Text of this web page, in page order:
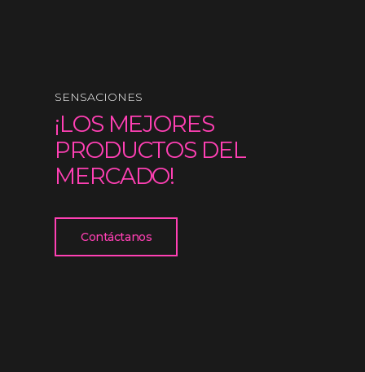
SENSACIONES
¡LOS MEJORES
PRODUCTOS DEL
MERCADO!
Contáctanos